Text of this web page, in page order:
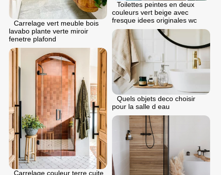
Toilettes peintes en deux
couleurs vert beige avec
fresque idees originales wc
Carrelage vert meuble bois
lavabo plante verte miroir
fenetre plafond
Quels objets deco choisir
pour la salle d eau
Carrelage couleur terre cuite